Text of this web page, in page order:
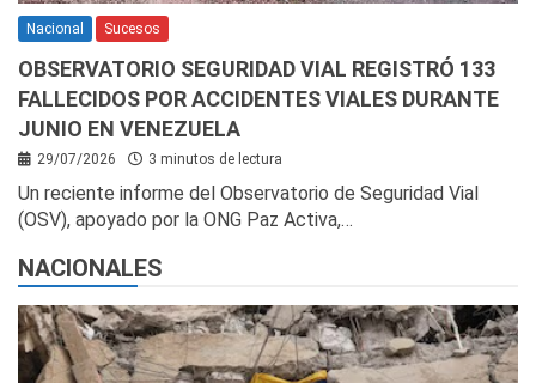
Nacional Sucesos
OBSERVATORIO SEGURIDAD VIAL REGISTRÓ 133
FALLECIDOS POR ACCIDENTES VIALES DURANTE
JUNIO EN VENEZUELA
29/07/2026 3 minutos de lectura
Un reciente informe del Observatorio de Seguridad Vial
(OSV), apoyado por la ONG Paz Activa,…
NACIONALES